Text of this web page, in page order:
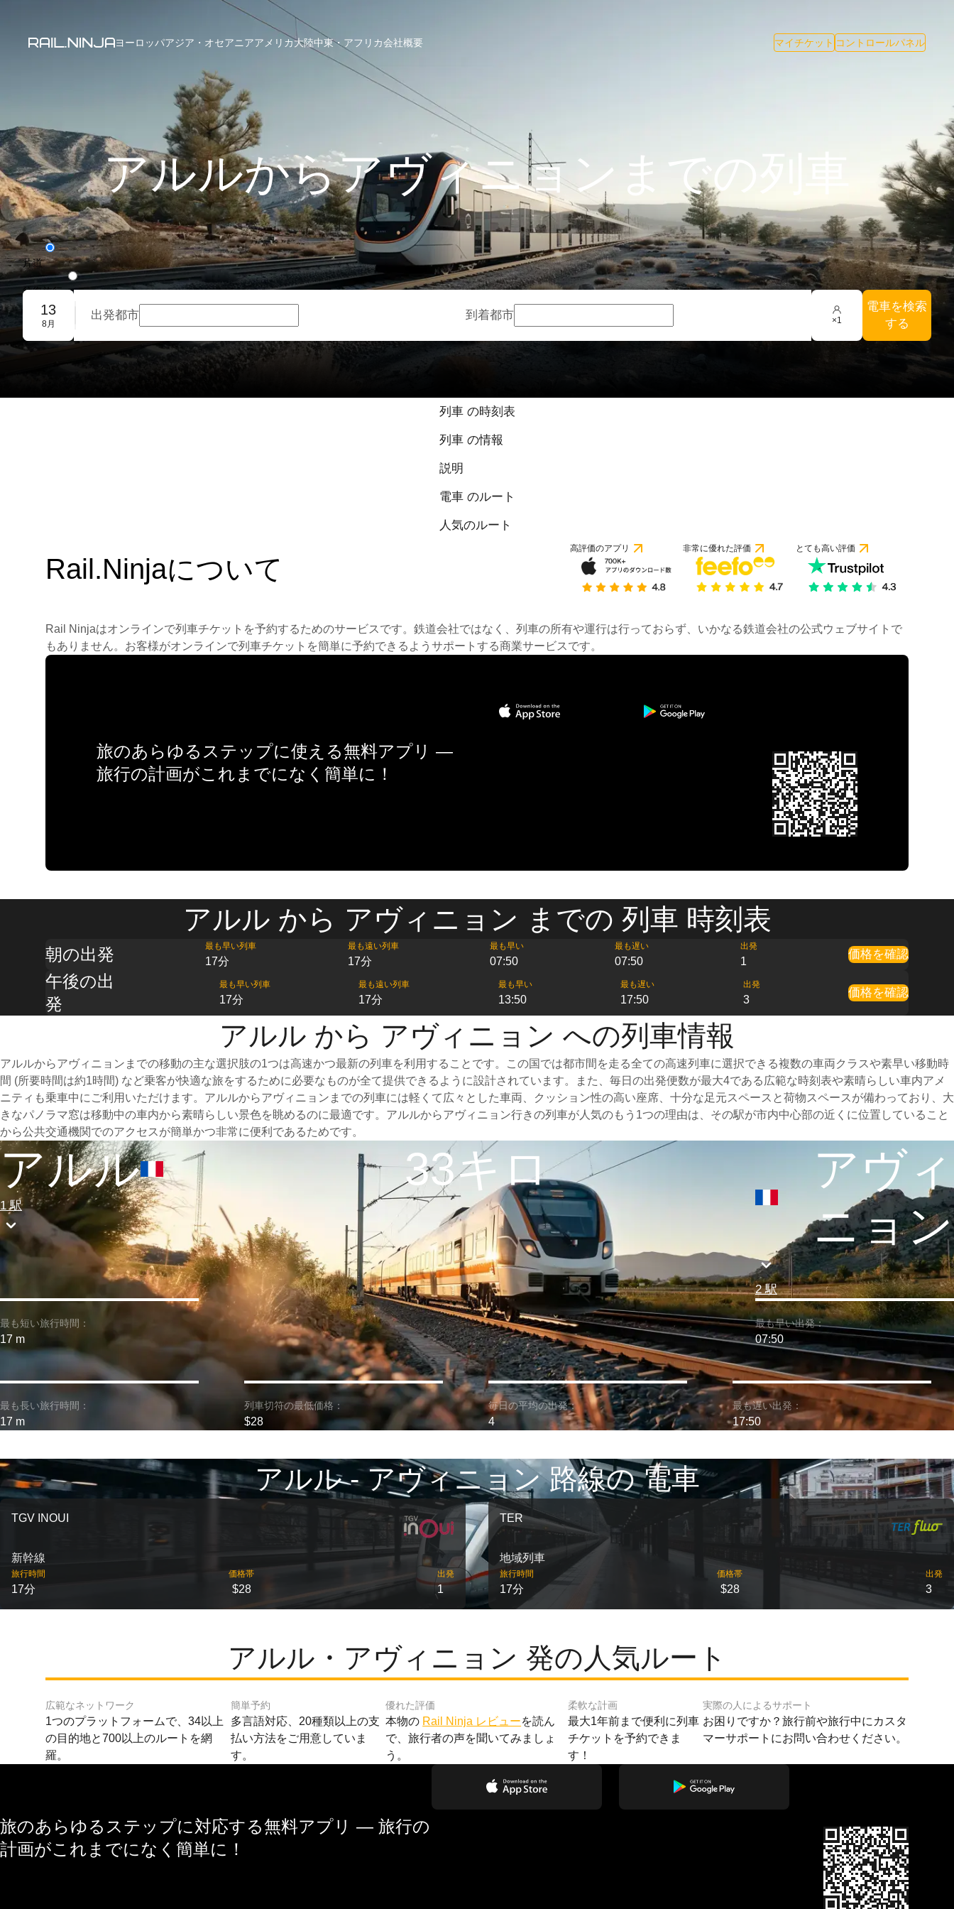
ヨーロッパアジア・オセアニアアメリカ大陸中東・アフリカ会社概要 マイチケット コントロールパネル
アルルからアヴィニョンまでの列車
片道
往復旅行
団体予約
13
8月
出発都市 到着都市 ×1
電車を検索
する
列車 の時刻表
列車 の情報
説明
電車 のルート
人気のルート
Rail.Ninjaについて
高評価のアプリ 非常に優れた評価 とても高い評価
Rail Ninjaはオンラインで列車チケットを予約するためのサービスです。鉄道会社ではなく、列車の所有や運行は行っておらず、いかなる鉄道会社の公式ウェブサイトで
もありません。お客様がオンラインで列車チケットを簡単に予約できるようサポートする商業サービスです。
旅のあらゆるステップに使える無料アプリ —
旅行の計画がこれまでになく簡単に！
アルル から アヴィニョン までの 列車 時刻表
朝の出発 最も早い列車
17分
最も遠い列車
17分
最も早い
07:50
最も遅い
07:50
出発
1
価格を確認
午後の出
発
最も早い列車
17分
最も遠い列車
17分
最も早い
13:50
最も遅い
17:50
出発
3
価格を確認
アルル から アヴィニョン への列車情報
アルルからアヴィニョンまでの移動の主な選択肢の1つは高速かつ最新の列車を利用することです。この国では都市間を走る全ての高速列車に選択できる複数の車両クラスや素早い移動時
間 (所要時間は約1時間) など乗客が快適な旅をするために必要なものが全て提供できるように設計されています。また、毎日の出発便数が最大4である広範な時刻表や素晴らしい車内アメ
ニティも乗車中にご利用いただけます。アルルからアヴィニョンまでの列車には軽くて広々とした車両、クッション性の高い座席、十分な足元スペースと荷物スペースが備わっており、大
きなパノラマ窓は移動中の車内から素晴らしい景色を眺めるのに最適です。アルルからアヴィニョン行きの列車が人気のもう1つの理由は、その駅が市内中心部の近くに位置していること
から公共交通機関でのアクセスが簡単かつ非常に便利であるためです。
アルル
1 駅
33キロ
アヴィ
ニョン
2 駅
最も短い旅行時間：
17 m
最も早い出発：
07:50
最も長い旅行時間：
17 m
列車切符の最低価格：
$28
毎日の平均の出発：
4
最も遅い出発：
17:50
アルル - アヴィニョン 路線の 電車
TGV INOUI
新幹線
旅行時間
17分
価格帯
$28
出発
1
TER
地域列車
旅行時間
17分
価格帯
$28
出発
3
アルル・アヴィニョン 発の人気ルート
広範なネットワーク
1つのプラットフォームで、34以上
の目的地と700以上のルートを網
羅。
簡単予約
多言語対応、20種類以上の支
払い方法をご用意していま
す。
優れた評価
本物の Rail Ninja レビューを読ん
で、旅行者の声を聞いてみましょ
う。
柔軟な計画
最大1年前まで便利に列車
チケットを予約できま
す！
実際の人によるサポート
お困りですか？旅行前や旅行中にカスタ
マーサポートにお問い合わせください。
旅のあらゆるステップに対応する無料アプリ — 旅行の
計画がこれまでになく簡単に！